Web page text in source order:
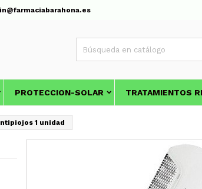
PROTECCION-SOLAR TRATAMIENTOS
1 unidad